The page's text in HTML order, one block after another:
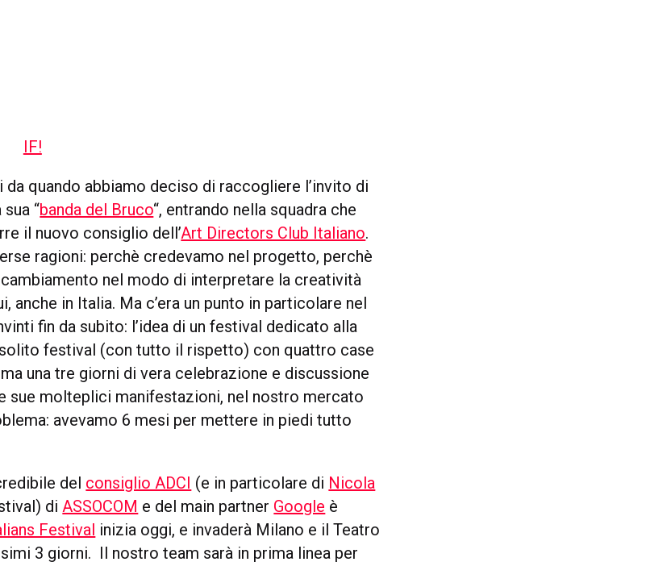
quando abbiamo deciso di raccogliere l’invito di
“banda del Bruco“, entrando nella squadra che
il nuovo consiglio dell’Art Directors Club Italiano.
ragioni: perchè credevamo nel progetto, perchè
nel modo di interpretare la creatività
anche in Italia. Ma c’era un punto in particolare nel
fin da subito: l’idea di un festival dedicato alla
festival (con tutto il rispetto) con quattro case
una tre giorni di vera celebrazione e discussione
sue molteplici manifestazioni, nel nostro mercato
avevamo 6 mesi per mettere in piedi tutto
del consiglio ADCI (e in particolare di Nicola
diASSOCOM e del main partner Google è
Festival inizia oggi, e invaderà Milano e il Teatro
3 giorni. Il nostro team sarà in prima linea per